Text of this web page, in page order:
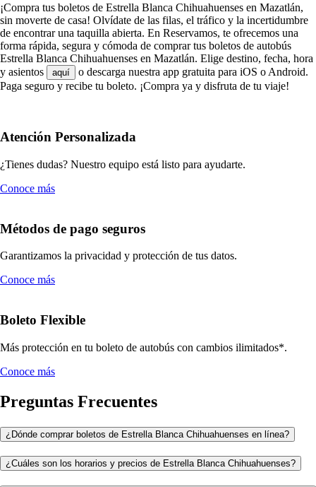
¡Compra tus boletos de Estrella Blanca Chihuahuenses en Mazatlán,
sin moverte de casa! Olvídate de las filas, el tráfico y la incertidumbre
de encontrar una taquilla abierta. En Reservamos, te ofrecemos una
forma rápida, segura y cómoda de comprar tus boletos de autobús
Estrella Blanca Chihuahuenses en Mazatlán. Elige destino, fecha, hora
y asientos
aquí
o descarga nuestra app gratuita para iOS o Android.
Paga seguro y recibe tu boleto. ¡Compra ya y disfruta de tu viaje!
Atención Personalizada
¿Tienes dudas? Nuestro equipo está listo para ayudarte.
Conoce más
Métodos de pago seguros
Garantizamos la privacidad y protección de tus datos.
Conoce más
Boleto Flexible
Más protección en tu boleto de autobús con cambios ilimitados*.
Conoce más
Preguntas Frecuentes
¿Dónde comprar boletos de Estrella Blanca Chihuahuenses en línea?
¿Cuáles son los horarios y precios de Estrella Blanca Chihuahuenses?